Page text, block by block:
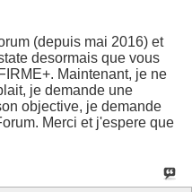
(depuis mai 2016) et
desormais que vous
Maintenant, je ne
je demande une
objective, je demande
Merci et j'espere que